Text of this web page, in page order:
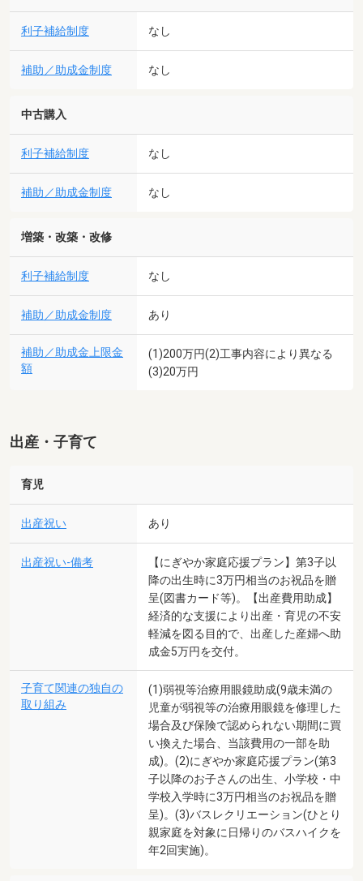
利子補給制度 なし
補助／助成金制度 なし
中古購入
利子補給制度 なし
補助／助成金制度 なし
増築・改築・改修
利子補給制度 なし
補助／助成金制度 あり
補助／助成金上限金
額
(1)200万円(2)工事内容により異なる
(3)20万円
出産・子育て
育児
出産祝い あり
出産祝い-備考
【にぎやか家庭応援プラン】第3子以
降の出生時に3万円相当のお祝品を贈
呈(図書カード等)。【出産費用助成】
経済的な支援により出産・育児の不安
軽減を図る目的で、出産した産婦へ助
成金5万円を交付。
子育て関連の独自の
取り組み
(1)弱視等治療用眼鏡助成(9歳未満の
児童が弱視等の治療用眼鏡を修理した
場合及び保険で認められない期間に買
い換えた場合、当該費用の一部を助
成)。(2)にぎやか家庭応援プラン(第3
子以降のお子さんの出生、小学校・中
学校入学時に3万円相当のお祝品を贈
呈)。(3)バスレクリエーション(ひとり
親家庭を対象に日帰りのバスハイクを
年2回実施)。